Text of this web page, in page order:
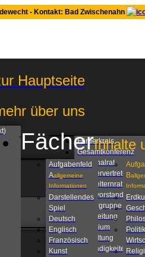
- Kontakt: Bad Zwischenahn
Hauptseite
über uns
Förderkreis
Gesamtkonferenz
Personalrat
Schülervertretung
Schulelternrat
Schulvorstand
Steuergruppe
Schulleitung
Kollegium
Verwaltung
Zuständigkeiten am
FächerInhalte
Aufgabenfeld
Aallgemeine
Informationen
Darstellendes
Spiel
Deutsch
Englisch
Französisch
Kunst
B